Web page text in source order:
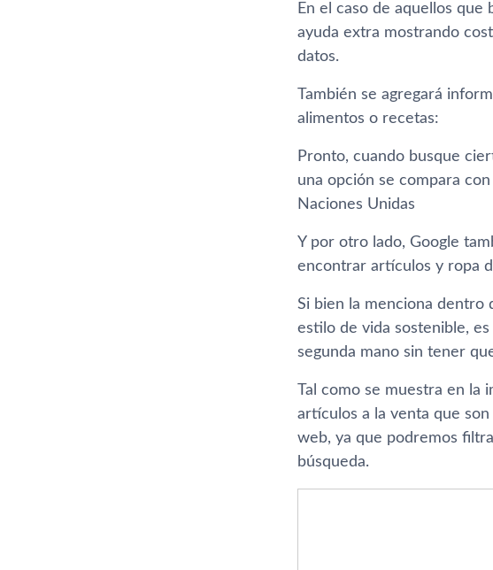
En el caso de aquellos
ayuda extra mostrando
datos.
También se agregará
alimentos o recetas:
Pronto, cuando busque
una opción se compara
Naciones Unidas
Y por otro lado, Google
encontrar artículos y ropa
Si bien la menciona dentro
estilo de vida sostenible,
segunda mano sin tener
Tal como se muestra en la
artículos a la venta que
web, ya que podremos
búsqueda.